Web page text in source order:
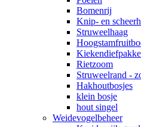
Bomenrij
Knip- en
Struweelhaag
Rietzoom
Struweelrand -
Hakhoutbosjes
klein bosje
hout singel
Weidevogelbeheer